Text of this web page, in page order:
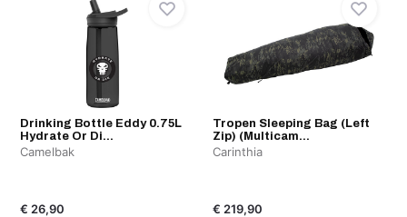
Drinking Bottle Eddy 0.75L
Hydrate Or Di...
Camelbak
€ 26,90
Tropen Sleeping Bag (Left
Zip) (Multicam...
Carinthia
€ 219,90